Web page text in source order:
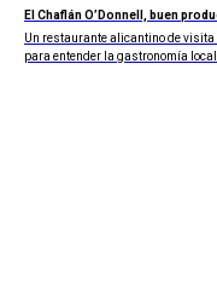
El Chaflán O’Donnell, buen
Un restaurante alicantino de visita
para entender la gastronomía local.